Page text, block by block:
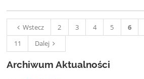
Wstecz 2 3 4 5 6
11
Dalej
Archiwum Aktualności